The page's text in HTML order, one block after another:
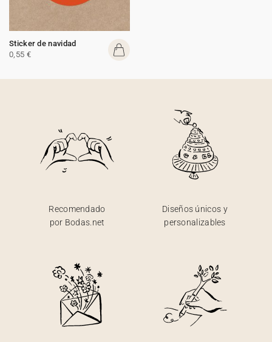
Sticker de navidad
0,55 €
Recomendado
por Bodas.net
Diseños únicos y
personalizables